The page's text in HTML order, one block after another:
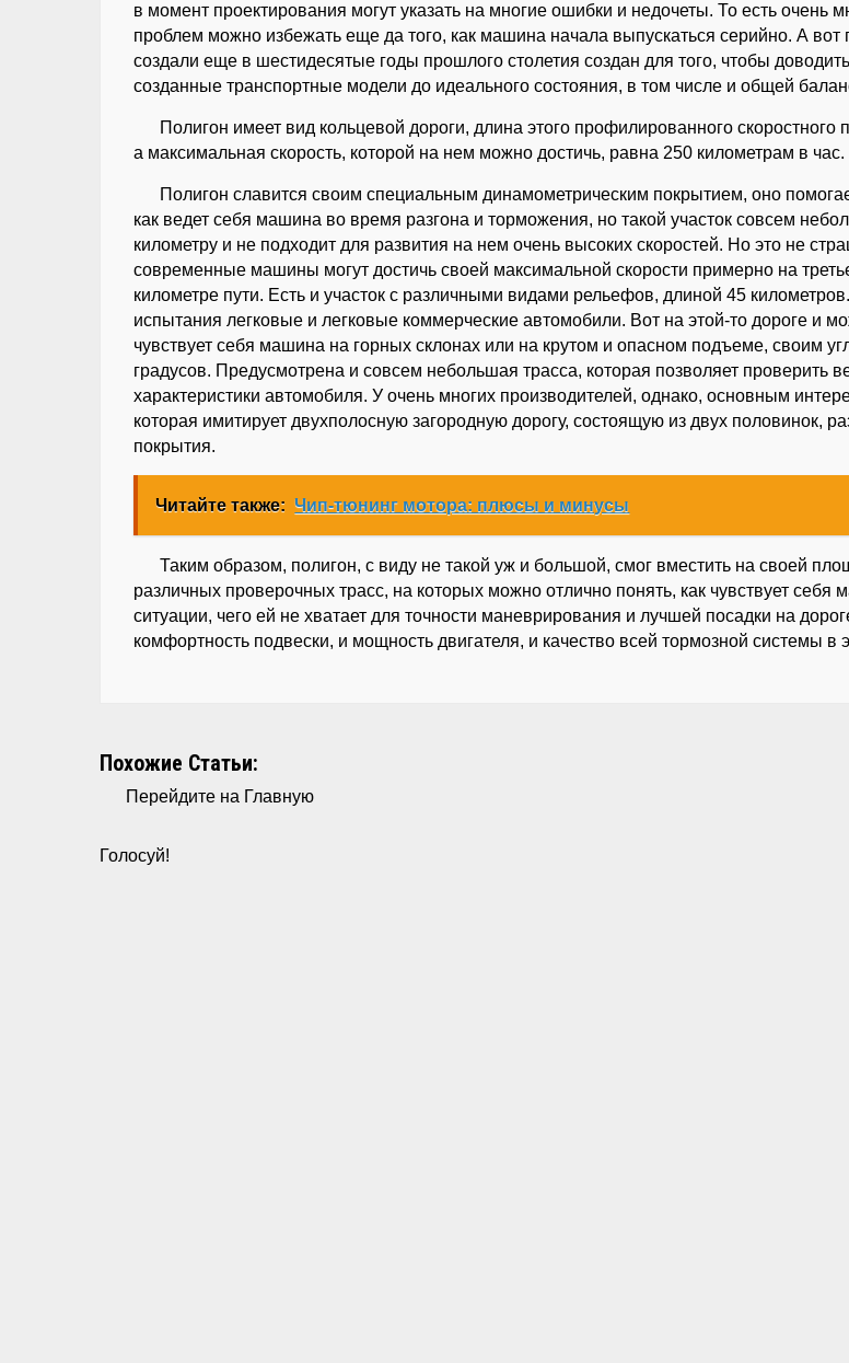
в момент проектирования могут указать на многие ошибки и недочеты. То есть очень
проблем можно избежать еще да того, как машина начала выпускаться серийно. А вот
создали еще в шестидесятые годы прошлого столетия создан для того, чтобы
созданные транспортные модели до идеального состояния, в том числе и общей
Полигон имеет вид кольцевой дороги, длина этого профилированного скоростного
а максимальная скорость, которой на нем можно достичь, равна 250 километрам в час.
Полигон славится своим специальным динамометрическим покрытием, оно
как ведет себя машина во время разгона и торможения, но такой участок совсем
километру и не подходит для развития на нем очень высоких скоростей. Но это не
современные машины могут достичь своей максимальной скорости примерно на
километре пути. Есть и участок с различными видами рельефов, длиной 45
испытания легковые и легковые коммерческие автомобили. Вот на этой-то дороге и
чувствует себя машина на горных склонах или на крутом и опасном подъеме, своим
градусов. Предусмотрена и совсем небольшая трасса, которая позволяет проверить
характеристики автомобиля. У очень многих производителей, однако, основным
которая имитирует двухполосную загородную дорогу, состоящую из двух половинок,
покрытия.
Читайте также: Чип-тюнинг мотора: плюсы и минусы
Таким образом, полигон, с виду не такой уж и большой, смог вместить на своей
различных проверочных трасс, на которых можно отлично понять, как чувствует себя
ситуации, чего ей не хватает для точности маневрирования и лучшей посадки на
комфортность подвески, и мощность двигателя, и качество всей тормозной системы в
Похожие Статьи:
Перейдите на Главную
Голосуй!